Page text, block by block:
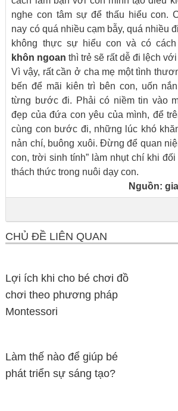
nghe con tâm sự để thấu hiểu con.
nay có quá nhiều cạm bẫy, quá nhiều
không thực sự hiểu con và có cách
khôn ngoan thì trẻ sẽ rất dễ đi lệch
Vì vậy, rất cần ở cha mẹ một tình
bến để mãi kiên trì bên con, uốn
từng bước đi. Phải có niềm tin vào
đẹp của đứa con yêu của mình, để
cùng con bước đi, những lúc khó
nản chí, buông xuôi. Đừng để quan
con, trời sinh tính” làm nhụt chí khi
thách thức trong nuôi dạy con.
Nguồn:
CHỦ ĐỀ LIÊN QUAN
Lợi ích khi cho bé chơi đồ
chơi theo phương pháp
Montessori
Làm thế nào để giúp bé
phát triển sự sáng tạo?